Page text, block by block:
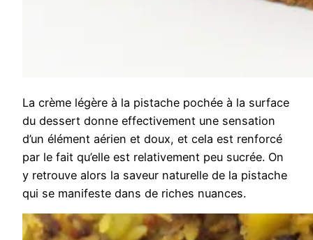
La crème légère à la pistache pochée à la surface
du dessert donne effectivement une sensation
d’un élément aérien et doux, et cela est renforcé
par le fait qu’elle est relativement peu sucrée. On
y retrouve alors la saveur naturelle de la pistache
qui se manifeste dans de riches nuances.